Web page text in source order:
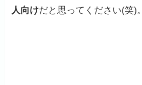
人向けだと思ってください(笑)。